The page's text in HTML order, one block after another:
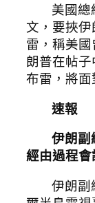
美國總
文，要挾
雷，稱美
朗普在帖
布雷，將面
速報
伊朗
經由過程
伊朗副